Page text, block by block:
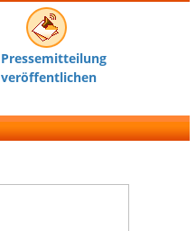
Pressemitteilung
veröffentlichen